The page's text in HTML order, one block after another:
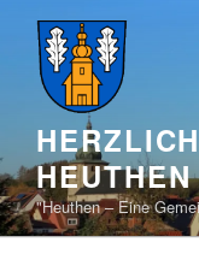
Inhalt
springen
HEUTHEN
"Heuthen – Eine